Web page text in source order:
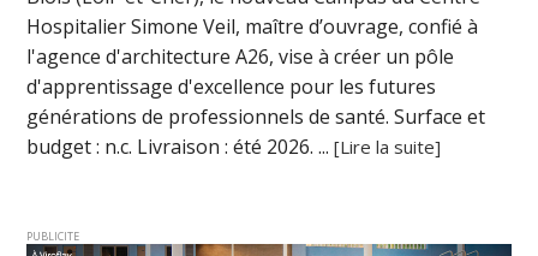
Hospitalier Simone Veil, maître d’ouvrage, confié à
l'agence d'architecture A26, vise à créer un pôle
d'apprentissage d'excellence pour les futures
générations de professionnels de santé. Surface et
budget : n.c. Livraison : été 2026. ...[Lire la suite]
PUBLICITE